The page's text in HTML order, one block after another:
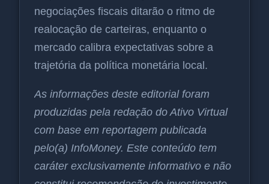
negociações fiscais ditarão o ritmo de
realocação de carteiras, enquanto o
mercado calibra expectativas sobre a
trajetória da política monetária local.
As informações deste editorial foram
produzidas pela redação do Ativo Virtual
com base em reportagem publicada
pelo(a) InfoMoney. Este conteúdo tem
caráter exclusivamente informativo e não